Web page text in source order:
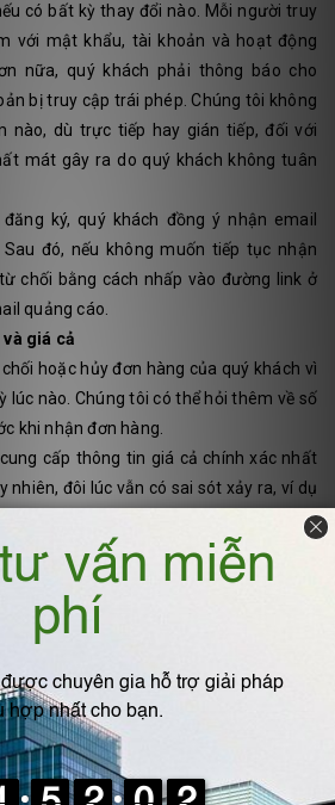
có bất kỳ thay đổi nào. Mỗi người truy
với mật khẩu, tài khoản và hoạt động
nữa, quý khách phải thông báo cho
bị truy cập trái phép. Chúng tôi không
nào, dù trực tiếp hay gián tiếp, đối với
mát gây ra do quý khách không tuân
ký, quý khách đồng ý nhận email
đó, nếu không muốn tiếp tục nhận
chối bằng cách nhấp vào đường link ở
quảng cáo.
và giá cả
hoặc hủy đơn hàng của quý khách vì
lúc nào. Chúng tôi có thể hỏi thêm về số
khi nhận đơn hàng.
cấp thông tin giá cả chính xác nhất
nhiên, đôi lúc vẫn có sai sót xảy ra, ví dụ
phẩm không hiển thị chính xác trên trang
từng trường hợp chúng tôi sẽ liên hệ
báo hủy đơn hàng đó cho quý khách.
từ chối hoặc hủy bỏ bất kỳ đơn hàng
hay chưa được xác nhận hoặc đã bị
(đã đăng ký hoặc chưa đăng ký), nội
thiết kế, văn bản, đồ họa, phần mềm,
âm thanh, biên dịch phần mềm, mã